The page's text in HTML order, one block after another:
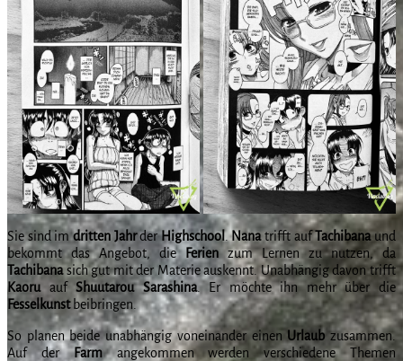
Sie sind imdritten JahrderHighschool.Nanatrifft aufTachibanaund
bekommt das Angebot, die Ferien zum Lernen zu nutzen, da
Tachibanasich gut mit der Materie auskennt. Unabhängig davon trifft
KaoruaufShuutarou Sarashina. Er möchte ihn mehr über die
Fesselkunstbeibringen.
So planen beide unabhängig voneinander einenUrlaubzusammen.
Auf derFarmangekommen werden verschiedene Themen